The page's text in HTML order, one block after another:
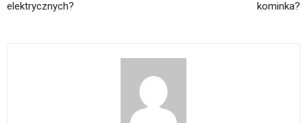
elektrycznych?
kominka?